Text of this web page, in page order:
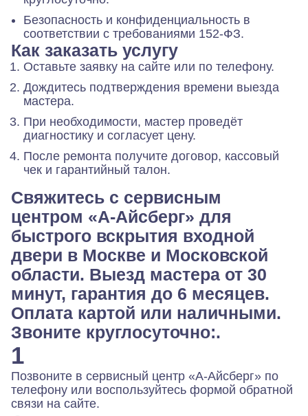
Безопасность и конфиденциальность в
соответствии с требованиями 152‑ФЗ.
Как заказать услугу
Оставьте заявку на сайте или по телефону.
Дождитесь подтверждения времени выезда
мастера.
При необходимости, мастер проведёт
диагностику и согласует цену.
После ремонта получите договор, кассовый
чек и гарантийный талон.
Свяжитесь с сервисным
центром «А-Айсберг» для
быстрого вскрытия входной
двери в Москве и Московской
области. Выезд мастера от 30
минут, гарантия до 6 месяцев.
Оплата картой или наличными.
Звоните круглосуточно:.
1
Позвоните в сервисный центр «А-Айсберг» по
телефону или воспользуйтесь формой обратной
связи на сайте.